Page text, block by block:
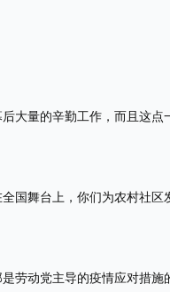
大量的辛勤工作，而且这点
国舞台上，你们为农村社区
劳动党主导的疫情应对措施